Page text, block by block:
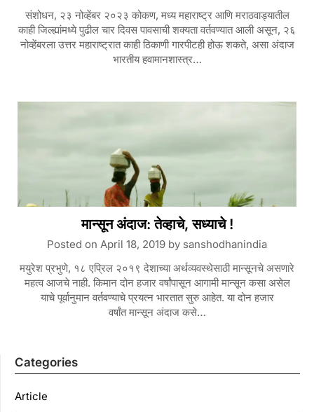
संशोधन, २३ नोव्हेंबर २०२३ कोकण, मध्य महाराष्ट्र आणि मराठवाड्यातील
काही जिल्ह्यांमध्ये पुढील चार दिवस पावसाची शक्यता वर्तवण्यात आली असून, २६
नोव्हेंबरला उत्तर महाराष्ट्रात काही ठिकाणी गारपीटही होऊ शकते, असा अंदाज
भारतीय हवामानशास्त्र…
मान्सून अंदाज: तेव्हाचे, सध्याचे !
Posted on April 18, 2019 by sanshodhanindia
मयुरेश प्रभुणे, १८ एप्रिल २०१९ देशाच्या अर्थव्यवस्थेसाठी मान्सूनचे असणारे
महत्व आजचे नाही. किमान दोन हजार वर्षांपासून आगामी मान्सून कसा असेल
याचे पूर्वानुमान वर्तवण्याचे प्रयत्न भारतात सुरु आहेत. या दोन हजार
वर्षांत मान्सून अंदाज कसे…
Categories
Article